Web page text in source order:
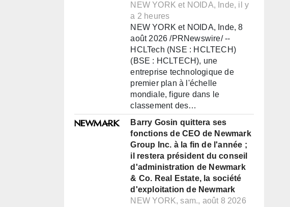
NEW YORK et NOIDA, Inde, il y
a 2 heures
NEW YORK et NOIDA, Inde, 8
août 2026 /PRNewswire/ --
HCLTech (NSE : HCLTECH)
(BSE : HCLTECH), une
entreprise technologique de
premier plan à l'échelle
mondiale, figure dans le
classement des…
Barry Gosin quittera ses
fonctions de CEO de Newmark
Group Inc. à la fin de l'année ;
il restera président du conseil
d'administration de Newmark
& Co. Real Estate, la société
d'exploitation de Newmark
NEW YORK, sam., août 8 2026